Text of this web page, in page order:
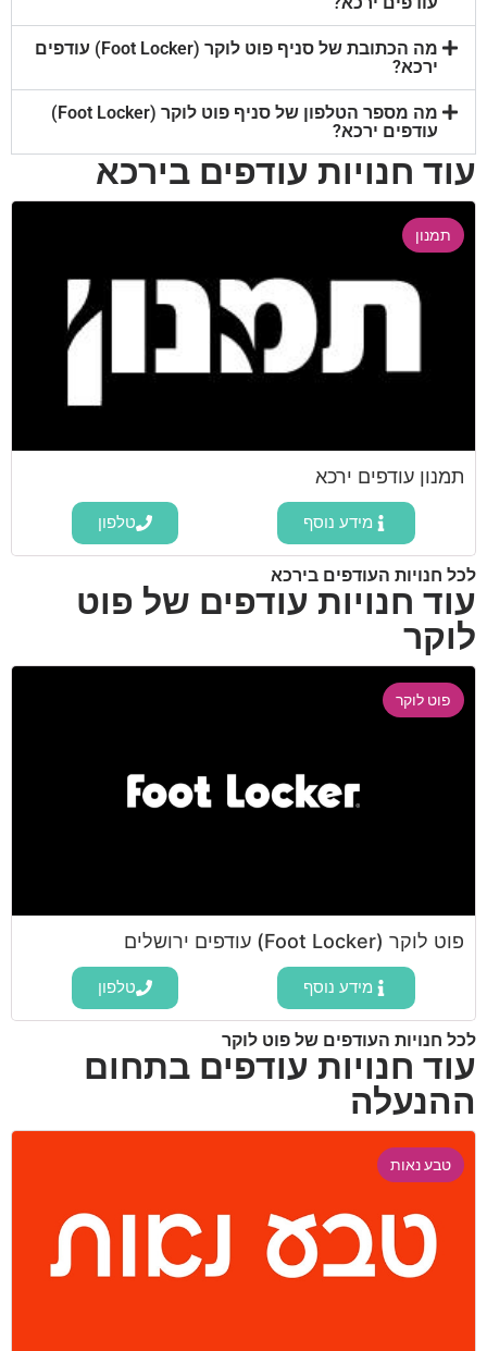
מה הכתובת של סניף פוט לוקר (Foot Locker) עודפים
ירכא?
מה מספר הטלפון של סניף פוט לוקר (Foot Locker)
עודפים ירכא?
עוד חנויות עודפים בירכא
תמנון
תמנון עודפים ירכא
מידע נוסף טלפון
לכל חנויות העודפים בירכא
עוד חנויות עודפים של פוט
לוקר
פוט לוקר
פוט לוקר (Foot Locker) עודפים ירושלים
מידע נוסף טלפון
לכל חנויות העודפים של פוט לוקר
עוד חנויות עודפים בתחום
ההנעלה
טבע נאות